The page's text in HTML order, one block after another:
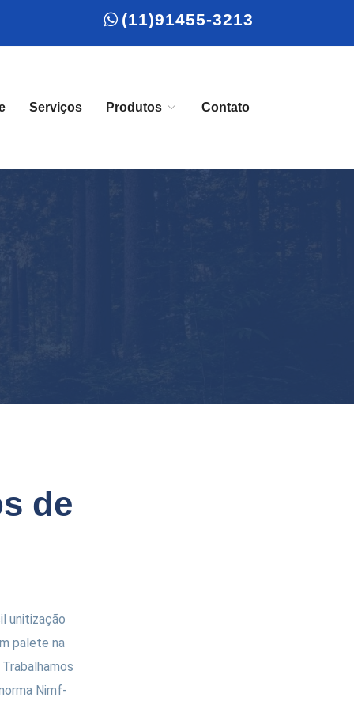
(11)91455-3213
Serviços Produtos Contato
de
unitização
palete na
Nimf-